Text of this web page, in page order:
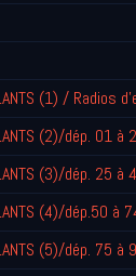
(1) / Radios
(2)/dép. 01 à
(3)/dép. 25 à
(4)/dép.50 à
(5)/dép. 75 à